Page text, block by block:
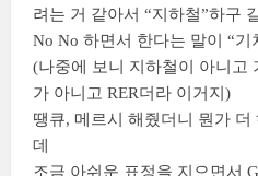
려는 거 같아서 “지하철”하구
No No 하면서 한다는 말이 “기
(나중에 보니 지하철이 아니고
가 아니고 RER더라 이거지)
땡큐, 메르시 해줬더니 뭔가
데
조금 아쉬운 표정을 지으면서